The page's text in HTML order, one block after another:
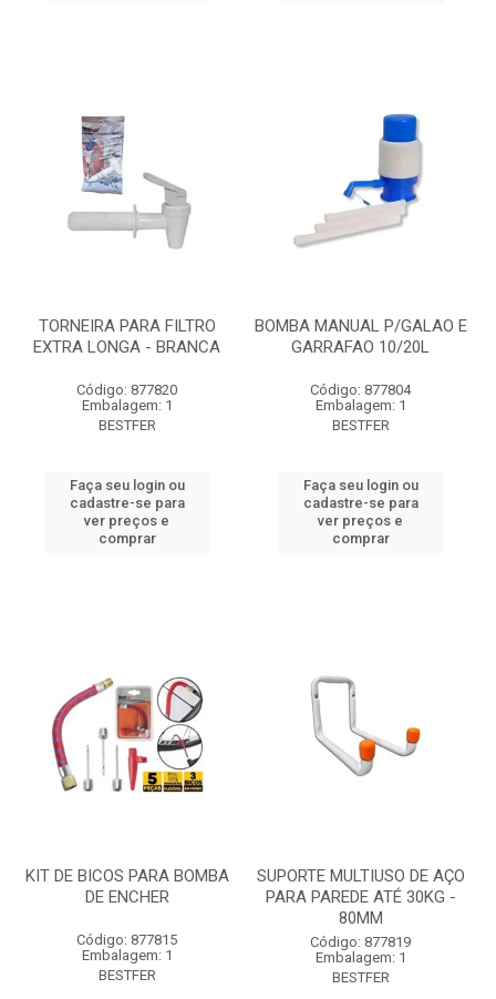
TORNEIRA PARA FILTRO
EXTRA LONGA - BRANCA
Código: 877820
Embalagem: 1
BESTFER
Faça seu login ou
cadastre-se para
ver preços e
comprar
BOMBA MANUAL P/GALAO E
GARRAFAO 10/20L
Código: 877804
Embalagem: 1
BESTFER
Faça seu login ou
cadastre-se para
ver preços e
comprar
KIT DE BICOS PARA BOMBA
DE ENCHER
Código: 877815
Embalagem: 1
BESTFER
SUPORTE MULTIUSO DE AÇO
PARA PAREDE ATÉ 30KG -
80MM
Código: 877819
Embalagem: 1
BESTFER